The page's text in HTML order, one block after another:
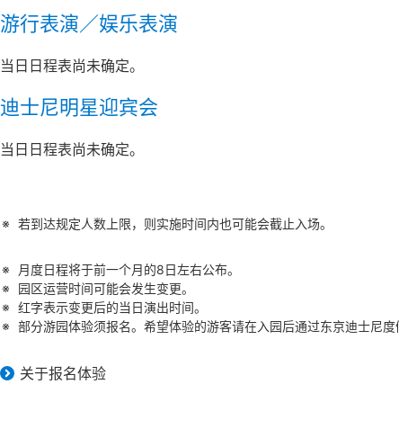
游行表演／娱乐表演
当日日程表尚未确定。
迪士尼明星迎宾会
当日日程表尚未确定。
若到达规定人数上限，则实施时间内也可能会截止入场。
月度日程将于前一个月的8日左右公布。
园区运营时间可能会发生变更。
红字表示变更后的当日演出时间。
部分游园体验须报名。希望体验的游客请在入园后通过东京迪士尼
关于报名体验